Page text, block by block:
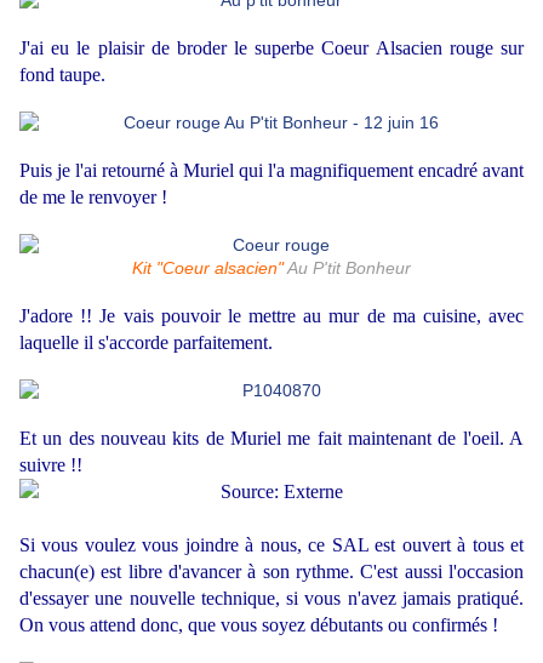
J'ai eu le plaisir de broder le superbe Coeur Alsacien rouge sur
fond taupe.
Puis je l'ai retourné à Muriel qui l'a magnifiquement encadré avant
de me le renvoyer !
Kit "Coeur alsacien"Au P'tit Bonheur
J'adore !! Je vais pouvoir le mettre au mur de ma cuisine, avec
laquelle il s'accorde parfaitement.
Et un des nouveau kits de Muriel me fait maintenant de l'oeil. A
suivre !!
Si vous voulez vous joindre à nous, ce SAL est ouvert à tous et
chacun(e) est libre d'avancer à son rythme. C'est aussi l'occasion
d'essayer une nouvelle technique, si vous n'avez jamais pratiqué.
On vous attend donc, que vous soyez débutants ou confirmés !